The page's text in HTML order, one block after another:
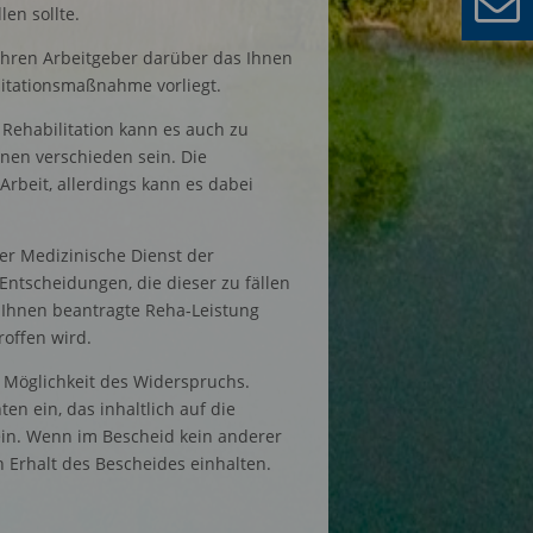
sollte.
Arbeitgeber darüber das Ihnen
vorliegt.
kann es auch zu
verschieden sein. Die
allerdings kann es dabei
Medizinische Dienst der
die dieser zu fällen
beantragte Reha-Leistung
wird.
des Widerspruchs.
ein, das inhaltlich auf die
Wenn im Bescheid kein anderer
des Bescheides einhalten.